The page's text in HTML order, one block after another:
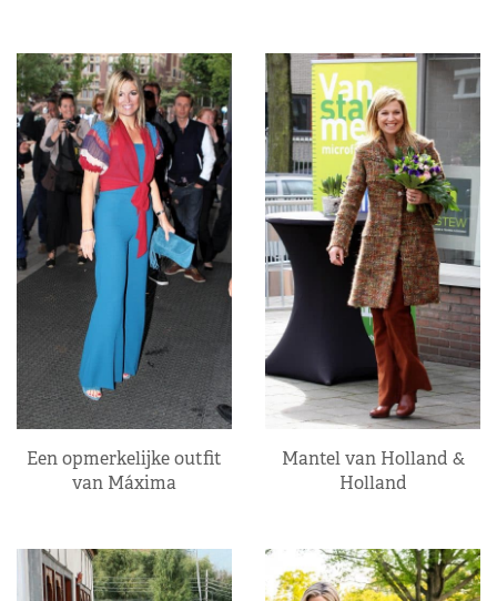
Een opmerkelijke outfit
van Máxima
Mantel van Holland &
Holland